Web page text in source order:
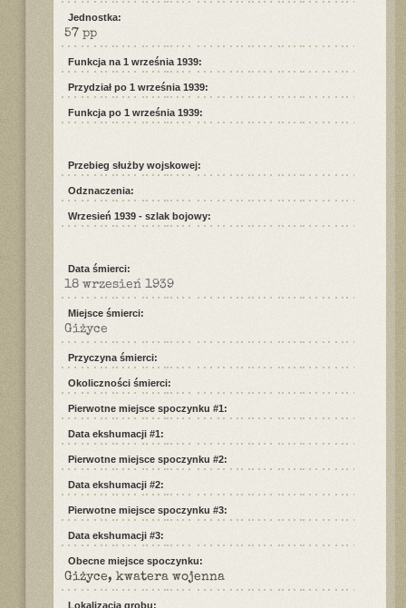
Jednostka:
57 pp
Funkcja na 1 września 1939:
Przydział po 1 września 1939:
Funkcja po 1 września 1939:
Przebieg służby wojskowej:
Odznaczenia:
Wrzesień 1939 - szlak bojowy:
Data śmierci:
18 wrzesień 1939
Miejsce śmierci:
Giżyce
Przyczyna śmierci:
Okoliczności śmierci:
Pierwotne miejsce spoczynku #1:
Data ekshumacji #1:
Pierwotne miejsce spoczynku #2:
Data ekshumacji #2:
Pierwotne miejsce spoczynku #3:
Data ekshumacji #3:
Obecne miejsce spoczynku:
Giżyce, kwatera wojenna
Lokalizacja grobu: